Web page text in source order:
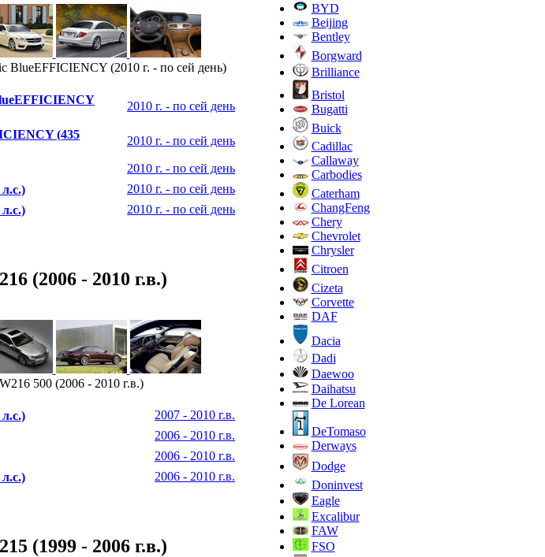
BlueEFFICIENCY (2010 г. - по сей день)
2010 г. - по сей день
(435
2010 г. - по сей день
2010 г. - по сей день
2010 г. - по сей день
2010 г. - по сей день
(2006 - 2010 г.в.)
500 (2006 - 2010 г.в.)
2007 - 2010 г.в.
2006 - 2010 г.в.
2006 - 2010 г.в.
2006 - 2010 г.в.
(1999 - 2006 г.в.)
BYD
Beijing
Bentley
Borgward
Brilliance
Bristol
Bugatti
Buick
Cadillac
Callaway
Carbodies
Caterham
ChangFeng
Chery
Chevrolet
Chrysler
Citroen
Cizeta
Corvette
DAF
Dacia
Dadi
Daewoo
Daihatsu
De Lorean
DeTomaso
Derways
Dodge
Doninvest
Eagle
Excalibur
FAW
FSO